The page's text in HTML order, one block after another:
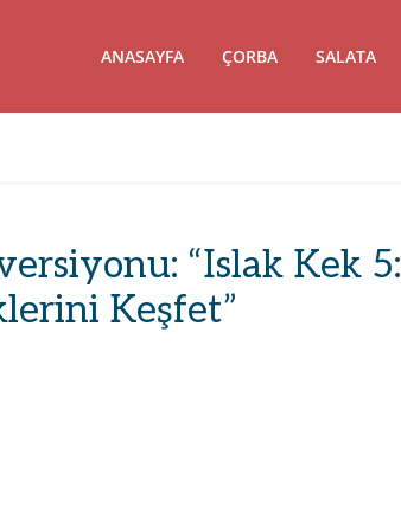
ANASAYFA ÇORBA SALATA
“Islak Kek 5:
Keşfet”